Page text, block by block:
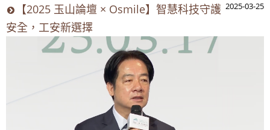
2025-03-25
【2025 玉山論壇 × Osmile】智慧科技守護
安全，工安新選擇